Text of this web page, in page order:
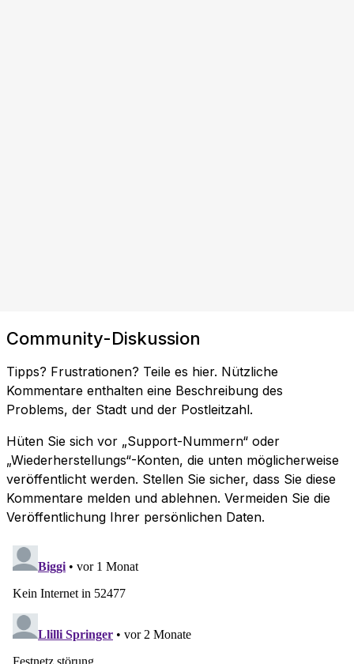
Community-Diskussion
Tipps? Frustrationen? Teile es hier. Nützliche
Kommentare enthalten eine Beschreibung des
Problems, der Stadt und der Postleitzahl.
Hüten Sie sich vor „Support-Nummern“ oder
„Wiederherstellungs“-Konten, die unten möglicherweise
veröffentlicht werden. Stellen Sie sicher, dass Sie diese
Kommentare melden und ablehnen. Vermeiden Sie die
Veröffentlichung Ihrer persönlichen Daten.